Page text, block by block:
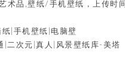
术品,壁纸/手机壁纸，上传时间
|手机壁纸|电脑壁
二次元|真人|风景壁纸库-美塔